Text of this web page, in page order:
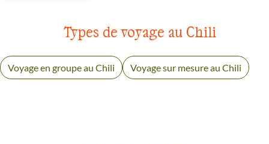
Types de voyage au Chili
Voyage en groupe au Chili Voyage sur mesure au Chili